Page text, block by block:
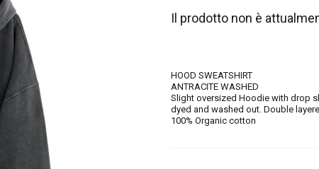
Il prodotto non è
HOOD SWEATSHIRT
ANTRACITE WASHED
Slight oversized Hoodie with drop
dyed and washed out. Double
100% Organic cotton